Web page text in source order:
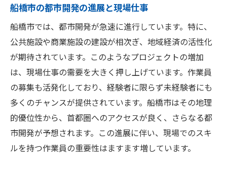
未経験者にも優しい職場環境
実際の作業現場の声と経験談
キャリアアップの可能性と支援制度
現場仕事でのスキルアップのチャンス
未経験者でも始められる船橋市の現場仕事チャ
ンス
未経験者をサポートする研修制度
働きやすい環境と福利厚生
現場仕事デビューのステップバイステップ
船橋市の都市開発の進展と現場仕事
船橋市では、都市開発が急速に進行しています。特に、
公共施設や商業施設の建設が相次ぎ、地域経済の活性化
が期待されています。このようなプロジェクトの増加
は、現場仕事の需要を大きく押し上げています。作業員
の募集も活発化しており、経験者に限らず未経験者にも
多くのチャンスが提供されています。船橋市はその地理
的優位性から、首都圏へのアクセスが良く、さらなる都
市開発が予想されます。この進展に伴い、現場でのスキ
ルを持つ作業員の重要性はますます増しています。